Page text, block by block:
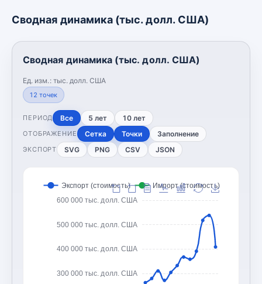
Сводная динамика (тыс. долл. США)
Сводная динамика (тыс. долл. США)
Ед. изм.: тыс. долл. США
12 точек
ПЕРИОД Все 5 лет 10 лет
ОТОБРАЖЕНИЕ Сетка Точки Заполнение
ЭКСПОРТ SVG PNG CSV JSON
300 000 тыс. долл. США
400 000 тыс. долл. США
500 000 тыс. долл. США
600 000 тыс. долл. США
Экспорт (стоимость) Импорт (стоимость)